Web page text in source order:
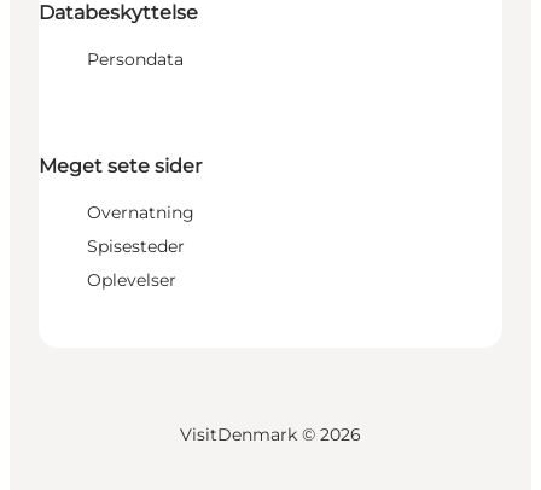
Databeskyttelse
Persondata
Meget sete sider
Overnatning
Spisesteder
Oplevelser
VisitDenmark © 2026